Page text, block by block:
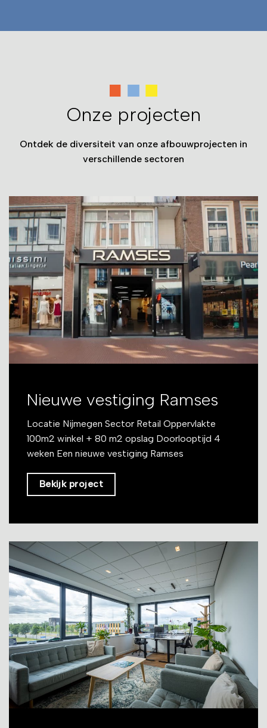
Onze projecten
Ontdek de diversiteit van onze afbouwprojecten in
verschillende sectoren
Nieuwe vestiging Ramses
Locatie Nijmegen Sector Retail Oppervlakte
100m2 winkel + 80 m2 opslag Doorlooptijd 4
weken Een nieuwe vestiging Ramses
Bekijk project